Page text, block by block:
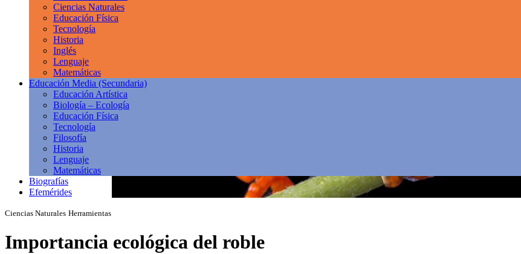
Ciencias Naturales
Educación Física
Tecnología
Historia
Inglés
Lenguaje
Matemáticas
Educación Media (Secundaria)
Educación Artística
Biología – Ecología
Educación Física
Tecnología
Filosofía
Historia
Lenguaje
Matemáticas
Biografías
Efemérides
Ciencias Naturales Herramientas
Importancia ecológica del roble